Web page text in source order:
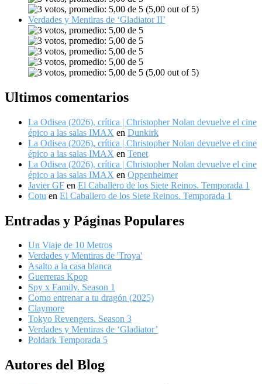
(5,00 out of 5)
Verdades y Mentiras de ‘Gladiator II’
(5,00 out of 5)
Ultimos comentarios
La Odisea (2026), crítica | Christopher Nolan devuelve el cine
épico a las salas IMAX en Dunkirk
La Odisea (2026), crítica | Christopher Nolan devuelve el cine
épico a las salas IMAX en Tenet
La Odisea (2026), crítica | Christopher Nolan devuelve el cine
épico a las salas IMAX en Oppenheimer
Javier GF en El Caballero de los Siete Reinos. Temporada 1
Cotu en El Caballero de los Siete Reinos. Temporada 1
Entradas y Páginas Populares
Un Viaje de 10 Metros
Verdades y Mentiras de 'Troya'
Asalto a la casa blanca
Guerreras Kpop
Spy x Family. Season 1
Como entrenar a tu dragón (2025)
Claymore
Tokyo Revengers. Season 3
Verdades y Mentiras de ‘Gladiator’
Poldark Temporada 5
Autores del Blog